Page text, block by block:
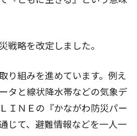
戦略を改定しました。
り組みを進めています。例え
タと線状降水帯などの気象デ
ＩＮＥの『かながわ防災パー
じて、避難情報などを一人一